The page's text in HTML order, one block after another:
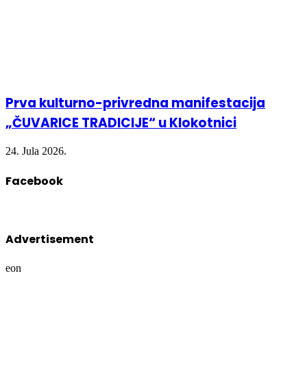
Prva kulturno-privredna manifestacija
„ČUVARICE TRADICIJE“ u Klokotnici
24. Jula 2026.
Facebook
Advertisement
eon